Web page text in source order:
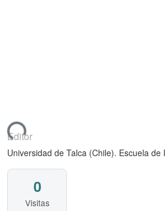
Editor
Universidad de Talca (Chile). Escuela de
0
Visitas